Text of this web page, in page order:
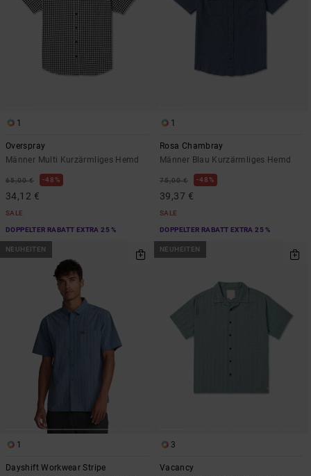
1
Overspray
Männer Multi Kurzärmliges Hemd
65,00 € 48%
34,12 €
SALE
DOPPELTER RABATT EXTRA 25 %
1
Rosa Chambray
Männer Blau Kurzärmliges Hemd
75,00 € 48%
39,37 €
SALE
DOPPELTER RABATT EXTRA 25 %
NEUHEITEN
1
Dayshift Workwear Stripe
NEUHEITEN
3
Vacancy